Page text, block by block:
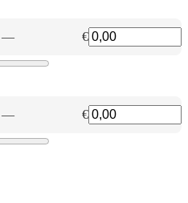
— €
— €